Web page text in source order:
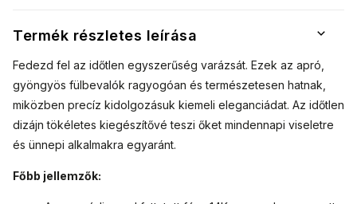
Termék részletes leírása
Fedezd fel az időtlen egyszerűség varázsát. Ezek az apró,
gyöngyös fülbevalók ragyogóan és természetesen hatnak,
miközben precíz kidolgozásuk kiemeli eleganciádat. Az időtlen
dizájn tökéletes kiegészítővé teszi őket mindennapi viseletre
és ünnepi alkalmakra egyaránt.
Főbb jellemzők: